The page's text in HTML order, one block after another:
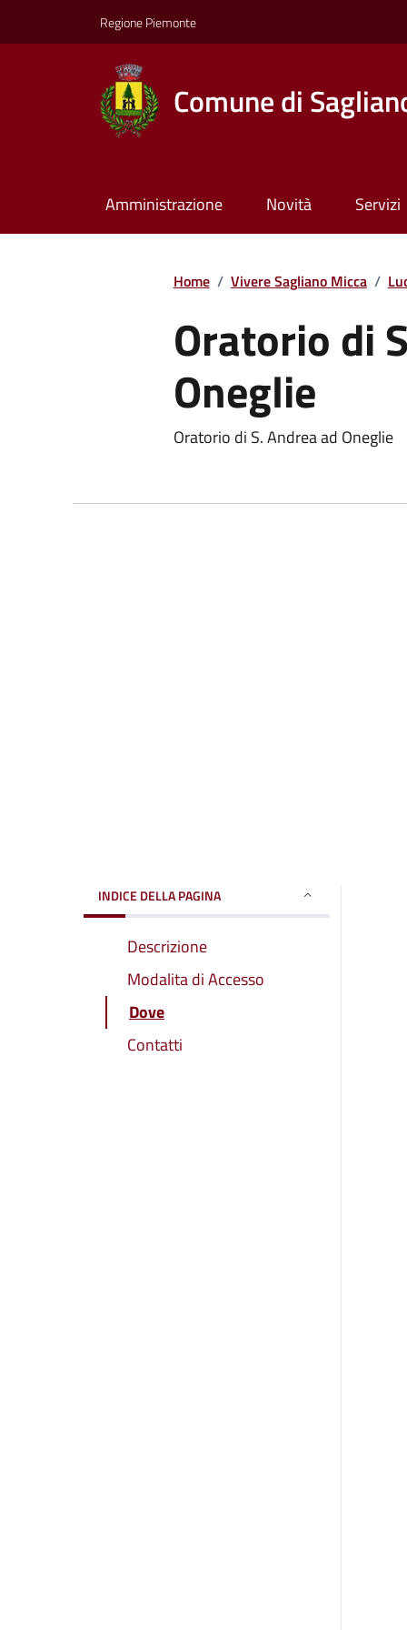
Regione Piemonte
Comune di
Amministrazione Novità Servizi
Home / Vivere Sagliano Micca /
Oratorio di
Oneglie
Oratorio di S. Andrea ad Oneglie
INDICE DELLA PAGINA
Descrizione
Modalita di Accesso
Dove
Contatti